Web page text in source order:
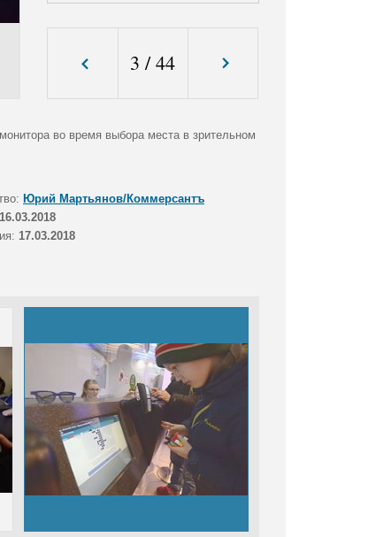
3 /44
во время выбора места в зрительном
Юрий Мартьянов/Коммерсантъ
16.03.2018
17.03.2018